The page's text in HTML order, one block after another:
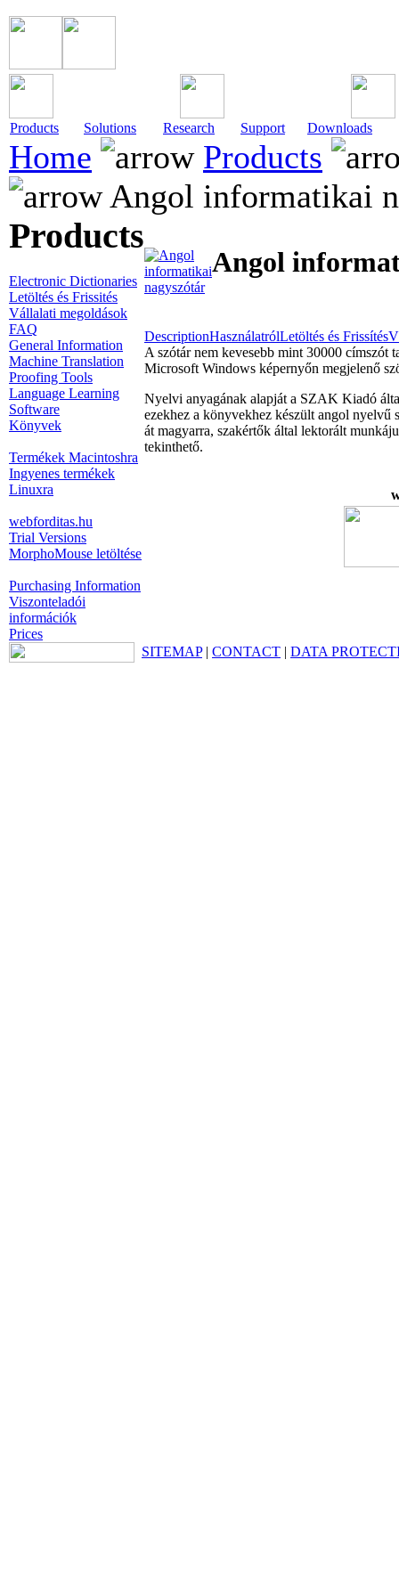
Products Solutions Research Support Downloads
Home
Products
Angol informatikai
Products
Electronic Dictionaries
Letöltés és Frissités
Vállalati megoldások
FAQ
General Information
Machine Translation
Proofing Tools
Language Learning
Software
Könyvek
Termékek Macintoshra
Ingyenes termékek
Linuxra
webforditas.hu
Trial Versions
MorphoMouse letöltése
Purchasing Information
Viszonteladói
információk
Prices
Angol
DescriptionHasználatrólLetöltés és Frissítés
A szótár nem kevesebb mint 30000 címszót
Microsoft Windows képernyőn megjelenő
Nyelvi anyagának alapját a SZAK Kiadó
ezekhez a könyvekhez készült angol
át magyarra, szakértők által lektorált
tekinthető.
SITEMAP| CONTACT | DATA